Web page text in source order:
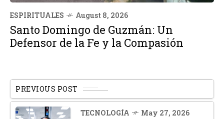
ESPIRITUALES August 8, 2026
Santo Domingo de Guzmán: Un
Defensor de la Fe y la Compasión
PREVIOUS POST
TECNOLOGÍA May 27, 2026